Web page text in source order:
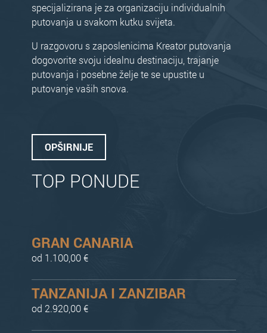
specijalizirana je za organizaciju individualnih
putovanja u svakom kutku svijeta.
U razgovoru s zaposlenicima Kreator putovanja
dogovorite svoju idealnu destinaciju, trajanje
putovanja i posebne želje te se upustite u
putovanje vaših snova.
OPŠIRNIJE
TOP PONUDE
GRAN CANARIA
od 1.100,00 €
TANZANIJA I ZANZIBAR
od 2.920,00 €